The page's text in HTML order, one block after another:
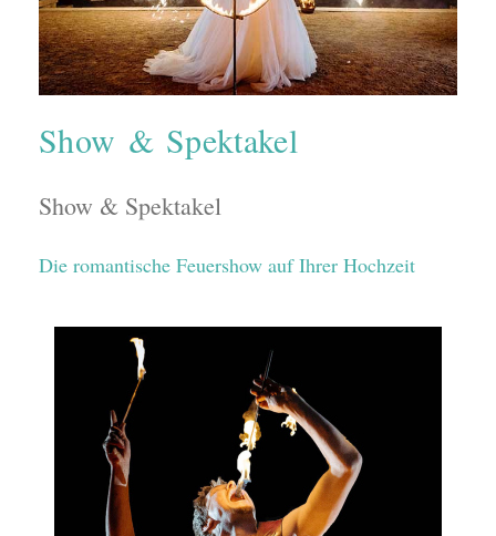
Show & Spektakel
Show & Spektakel
Die romantische Feuershow auf Ihrer Hochzeit